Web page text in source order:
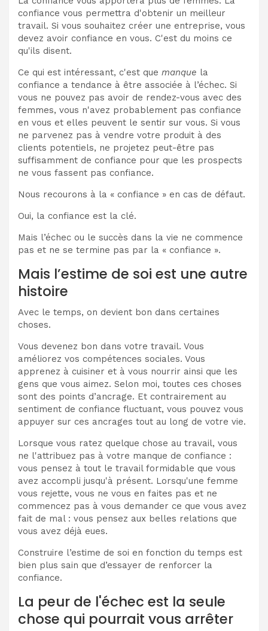
confiance vous permettra d'obtenir un meilleur
travail. Si vous souhaitez créer une entreprise, vous
devez avoir confiance en vous. C'est du moins ce
qu'ils disent.
Ce qui est intéressant, c'est que manque la
confiance a tendance à être associée à l’échec. Si
vous ne pouvez pas avoir de rendez-vous avec des
femmes, vous n'avez probablement pas confiance
en vous et elles peuvent le sentir sur vous. Si vous
ne parvenez pas à vendre votre produit à des
clients potentiels, ne projetez peut-être pas
suffisamment de confiance pour que les prospects
ne vous fassent pas confiance.
Nous recourons à la « confiance » en cas de défaut.
Oui, la confiance est la clé.
Mais l’échec ou le succès dans la vie ne commence
pas et ne se termine pas par la « confiance ».
Mais l’estime de soi est une autre
histoire
Avec le temps, on devient bon dans certaines
choses.
Vous devenez bon dans votre travail. Vous
améliorez vos compétences sociales. Vous
apprenez à cuisiner et à vous nourrir ainsi que les
gens que vous aimez. Selon moi, toutes ces choses
sont des points d’ancrage. Et contrairement au
sentiment de confiance fluctuant, vous pouvez vous
appuyer sur ces ancrages tout au long de votre vie.
Lorsque vous ratez quelque chose au travail, vous
ne l'attribuez pas à votre manque de confiance :
vous pensez à tout le travail formidable que vous
avez accompli jusqu'à présent. Lorsqu'une femme
vous rejette, vous ne vous en faites pas et ne
commencez pas à vous demander ce que vous avez
fait de mal : vous pensez aux belles relations que
vous avez déjà eues.
Construire l’estime de soi en fonction du temps est
bien plus sain que d’essayer de renforcer la
confiance.
La peur de l'échec est la seule
chose qui pourrait vous arrêter